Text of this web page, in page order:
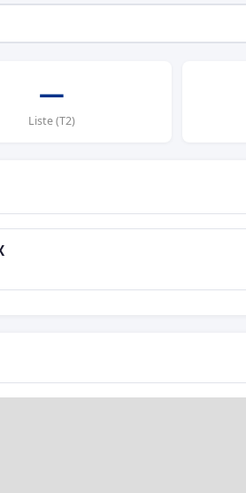
—
Liste (T2)